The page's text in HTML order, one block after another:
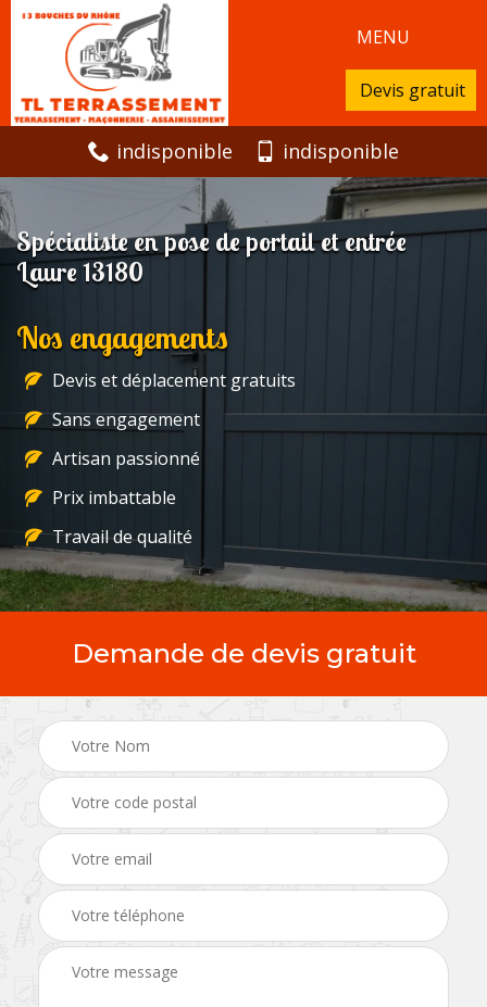
MENU
Devis gratuit
indisponible indisponible
Spécialiste en pose de portail et entrée
Laure 13180
Nos engagements
Devis et déplacement gratuits
Sans engagement
Artisan passionné
Prix imbattable
Travail de qualité
Demande de devis gratuit